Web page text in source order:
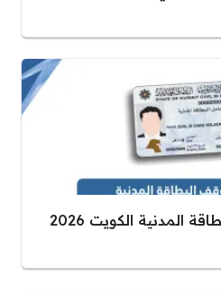
المدنية الكويت 2026